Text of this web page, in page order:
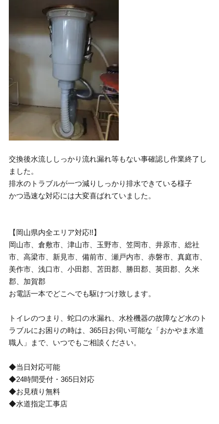
交換後水流ししっかり流れ漏れ等もない事確認し作業終了し
ました。
排水のトラブルが一つ減りしっかり排水できている様子
かつ迅速な対応には大変喜ばれていました。
【岡山県内全エリア対応!!】
岡山市、倉敷市、津山市、玉野市、笠岡市、井原市、総社
市、高梁市、新見市、備前市、瀬戸内市、赤磐市、真庭市、
美作市、浅口市、小田郡、苫田郡、勝田郡、英田郡、久米
郡、加賀郡
お電話一本でどこへでも駆けつけ致します。
トイレのつまり、蛇口の水漏れ、水栓機器の故障など水のト
ラブルにお困りの時は、365日お伺い可能な「おかやま水道
職人」まで、いつでもご相談ください。
◆当日対応可能
◆24時間受付・365日対応
◆お見積り無料
◆水道指定工事店